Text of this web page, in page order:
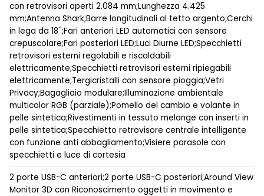
con retrovisori aperti 2.084 mm;Lunghezza 4.425
mm;Antenna Shark;Barre longitudinali al tetto argento;Cerchi
in lega da 18'';Fari anteriori LED automatici con sensore
crepuscolare;Fari posteriori LED;Luci Diurne LED;Specchietti
retrovisori esterni regolabili e riscaldabili
elettricamente;Specchietti retrovisori esterni ripiegabili
elettricamente;Tergicristalli con sensore pioggia;Vetri
Privacy;Bagagliaio modulare;Illuminazione ambientale
multicolor RGB (parziale);Pomello del cambio e volante in
pelle sintetica;Rivestimenti in tessuto melange con inserti in
pelle sintetica;Specchietto retrovisore centrale intelligente
con funzione anti abbagliamento;Visiere parasole con
specchietti e luce di cortesia
2 porte USB-C anteriori;2 porte USB-C posteriori;Around View
Monitor 3D con Riconoscimento oggetti in movimento e